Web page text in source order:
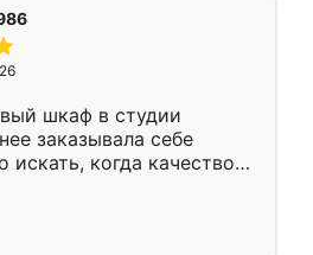
шкаф в студии
заказывала себе
искать, когда качеством
кухня уже почти
нет.